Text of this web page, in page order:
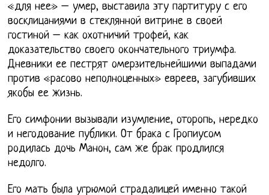
«для нее» – умер, выставила эту партитуру с его
восклицаниями в стеклянной витрине в своей
гостиной – как охотничий трофей, как
доказательство своего окончательного триумфа.
Дневники ее пестрят омерзительнейшими выпадами
против «расово неполноценных» евреев, загубивших
якобы ее жизнь.
Его симфонии вызывали изумление, оторопь, нередко
и негодование публики. От брака с Гропиусом
родилась дочь Манон, сам же брак продлился
недолго.
Его мать была угрюмой страдалицей именно такой